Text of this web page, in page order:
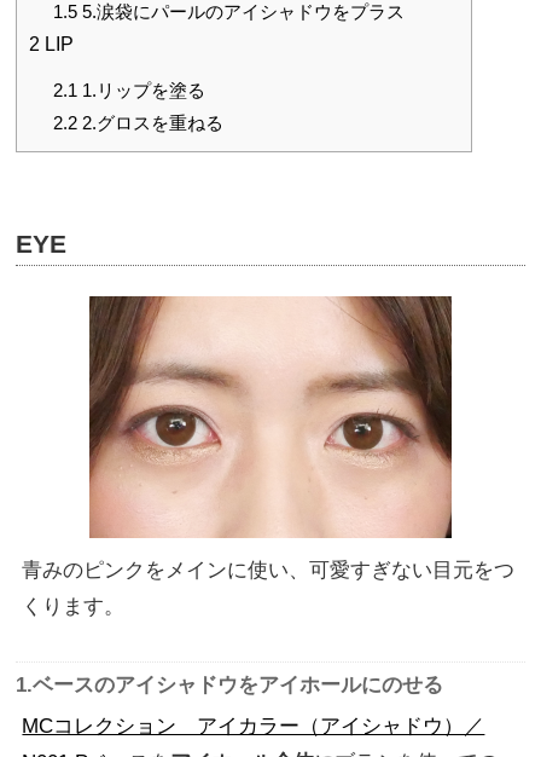
1.55.涙袋にパールのアイシャドウをプラス
2 LIP
2.1 1.リップを塗る
2.22.グロスを重ねる
EYE
青みのピンクをメインに使い、可愛すぎない目元をつ
くります。
1.ベースのアイシャドウをアイホールにのせる
MCコレクション アイカラー（アイシャドウ）／